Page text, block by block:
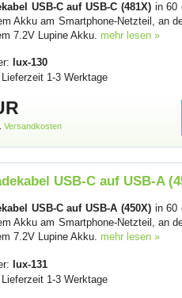
USB-C auf USB-C (481X)in 60
Akku am Smartphone-Netzteil, an
7.2V Lupine Akku. mehr lesen »
lux-130
1-3 Werktage
Versandkosten
USB-C auf USB-A
USB-C auf USB-A (450X)in 60
Akku am Smartphone-Netzteil, an
7.2V Lupine Akku. mehr lesen »
lux-131
1-3 Werktage